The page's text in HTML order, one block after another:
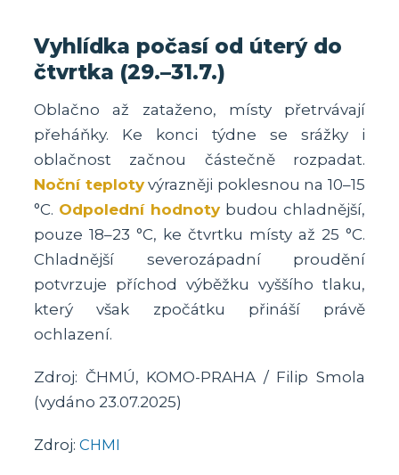
Vyhlídka počasí od úterý do
čtvrtka (29.–31.7.)
Oblačno až zataženo, místy přetrvávají
přeháňky. Ke konci týdne se srážky i
oblačnost začnou částečně rozpadat.
Noční teplotyvýrazněji poklesnou na 10–15
°C. Odpolední hodnoty budou chladnější,
pouze 18–23 °C, ke čtvrtku místy až 25 °C.
Chladnější severozápadní proudění
potvrzuje příchod výběžku vyššího tlaku,
který však zpočátku přináší právě
ochlazení.
Zdroj: ČHMÚ, KOMO-PRAHA / Filip Smola
(vydáno 23.07.2025)
Zdroj:CHMI